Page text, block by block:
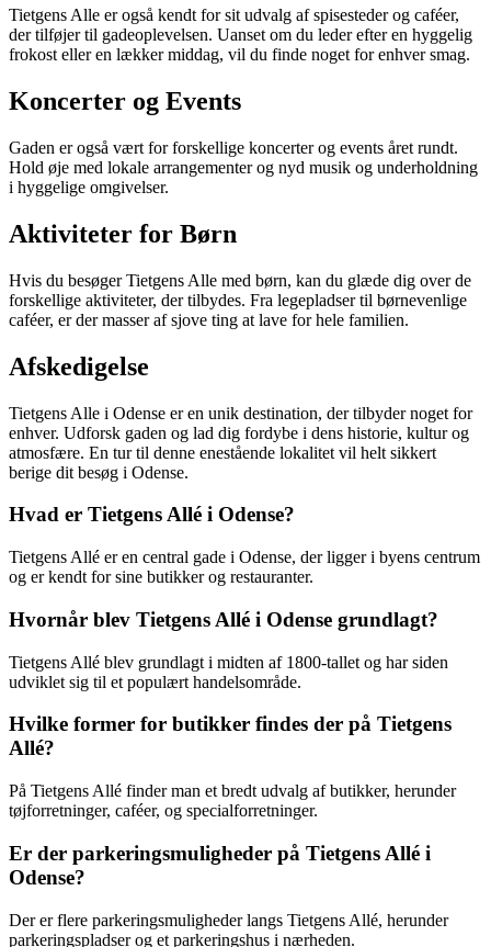
Tietgens Alle er også kendt for sit udvalg af spisesteder og caféer,
der tilføjer til gadeoplevelsen. Uanset om du leder efter en hyggelig
frokost eller en lækker middag, vil du finde noget for enhver smag.
Koncerter og Events
Gaden er også vært for forskellige koncerter og events året rundt.
Hold øje med lokale arrangementer og nyd musik og underholdning
i hyggelige omgivelser.
Aktiviteter for Børn
Hvis du besøger Tietgens Alle med børn, kan du glæde dig over de
forskellige aktiviteter, der tilbydes. Fra legepladser til børnevenlige
caféer, er der masser af sjove ting at lave for hele familien.
Afskedigelse
Tietgens Alle i Odense er en unik destination, der tilbyder noget for
enhver. Udforsk gaden og lad dig fordybe i dens historie, kultur og
atmosfære. En tur til denne enestående lokalitet vil helt sikkert
berige dit besøg i Odense.
Hvad er Tietgens Allé i Odense?
Tietgens Allé er en central gade i Odense, der ligger i byens centrum
og er kendt for sine butikker og restauranter.
Hvornår blev Tietgens Allé i Odense grundlagt?
Tietgens Allé blev grundlagt i midten af 1800-tallet og har siden
udviklet sig til et populært handelsområde.
Hvilke former for butikker findes der på Tietgens
Allé?
På Tietgens Allé finder man et bredt udvalg af butikker, herunder
tøjforretninger, caféer, og specialforretninger.
Er der parkeringsmuligheder på Tietgens Allé i
Odense?
Der er flere parkeringsmuligheder langs Tietgens Allé, herunder
parkeringspladser og et parkeringshus i nærheden.